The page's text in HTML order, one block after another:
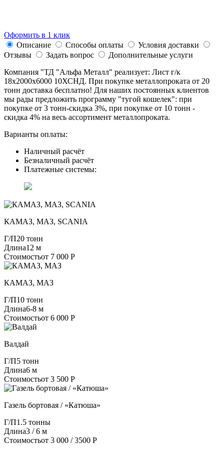
Оформить в 1 клик
Описание
Способы оплаты
Условия доставки
Отзывы
Задать вопрос
Дополнительные услуги
Компания "ТД "Альфа Металл" реализует: Лист г/к
18х2000х6000 10ХСНД. При покупке металлопроката от 20
тонн доставка бесплатно! Для наших постоянных клиентов
мы рады предложить программу "тугой кошелек": при
покупке от 3 тонн-скидка 3%, при покупке от 10 тонн -
скидка 4% на весь ассортимент металлопроката.
Варианты оплаты:
Наличный расчёт
Безналичный расчёт
Платежные системы:
КАМАЗ, МАЗ, SCANIA
Г/П20 тонн
Длина12 м
Стоимостьот 7 000 Р
КАМАЗ, МАЗ
Г/П10 тонн
Длина6-8 м
Стоимостьот 6 000 Р
Валдай
Г/П5 тонн
Длина6 м
Стоимостьот 3 500 Р
Газель бортовая / «Катюша»
Г/П1.5 тонны
Длина3 / 6 м
Стоимостьот 3 000 / 3500 Р